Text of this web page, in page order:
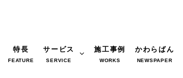
特長
FEATURE
サービス
SERVICE
施工事例
WORKS
かわらばん
NEWSPAPER